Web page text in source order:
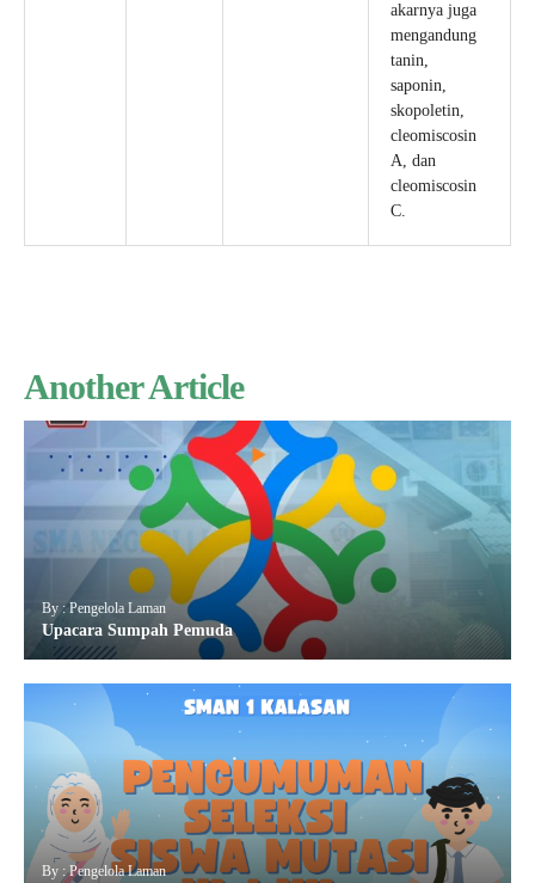
akarnya juga
mengandung
tanin,
saponin,
skopoletin,
cleomiscosin
A, dan
cleomiscosin
C.
Another Article
By : Pengelola Laman
Upacara Sumpah Pemuda
By : Pengelola Laman